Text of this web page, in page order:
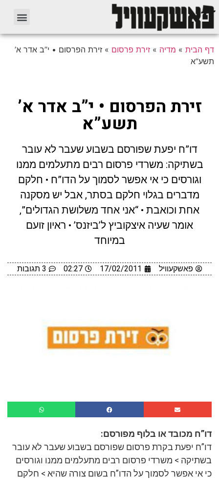
דף הבית » מדיה » זירת פרסום » זירת הפרסום • י”ב אדר א’
תשע”א
זירת הפרסום • י”ב אדר א’
תשע”א
דו”ח יפעת שפורסם בשבוע שעבר לא עובר
בשתיקה: משרדי פרסום רבים מתעלמים ממנו
וגורסים כי אי אפשר לסמוך על הדו”ח • חלקם
מדברים בגלוי חלקם בסתר, אבל יש מסקנה
אחת וכואבת • “אני אחד משלושת הגדולים”,
אומר שעיה איצקוביץ ל’ביזנס’ • ראיון זועם
במיוחד
פאשקעוויל 17/02/2011
02:27 3 תגובות
דו”ח מכובד או בלוף מפורסם:
דו”ח יפעת בקרת פרסום שפורסם בשבוע שעבר לא עובר
בשתיקה > משרדי פרסום רבים מתעלמים ממנו וגורסים
כי אי אפשר לסמוך על הדו”ח בשום צורה שהיא > חלקם